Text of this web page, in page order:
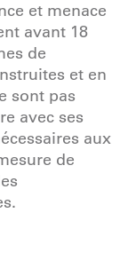
et menace
avant 18
de
et en
sont pas
avec ses
aux
de